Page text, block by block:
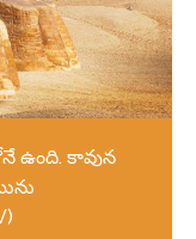
ఉంది. కావున